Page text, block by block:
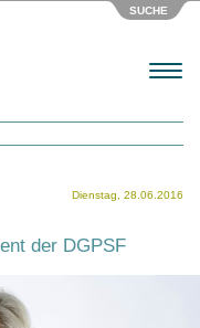
SUCHE
Menu
Dienstag, 28.06.2016
der DGPSF